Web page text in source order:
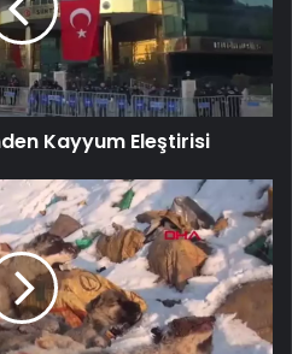
Kayyum Eleştirisi